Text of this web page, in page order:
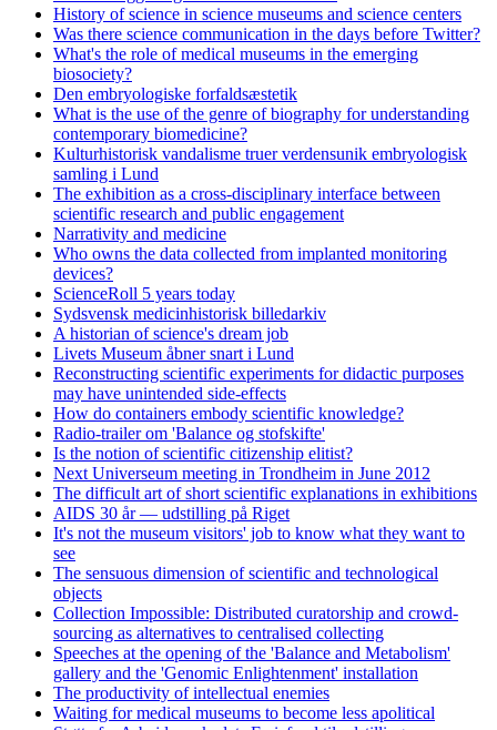
History of science in science museums and science centers
Was there science communication in the days before Twitter?
What's the role of medical museums in the emerging
biosociety?
Den embryologiske forfaldsæstetik
What is the use of the genre of biography for understanding
contemporary biomedicine?
Kulturhistorisk vandalisme truer verdensunik embryologisk
samling i Lund
The exhibition as a cross-disciplinary interface between
scientific research and public engagement
Narrativity and medicine
Who owns the data collected from implanted monitoring
devices?
ScienceRoll 5 years today
Sydsvensk medicinhistorisk billedarkiv
A historian of science's dream job
Livets Museum åbner snart i Lund
Reconstructing scientific experiments for didactic purposes
may have unintended side-effects
How do containers embody scientific knowledge?
Radio-trailer om 'Balance og stofskifte'
Is the notion of scientific citizenship elitist?
Next Universeum meeting in Trondheim in June 2012
The difficult art of short scientific explanations in exhibitions
AIDS 30 år — udstilling på Riget
It's not the museum visitors' job to know what they want to
see
The sensuous dimension of scientific and technological
objects
Collection Impossible: Distributed curatorship and crowd-
sourcing as alternatives to centralised collecting
Speeches at the opening of the 'Balance and Metabolism'
gallery and the 'Genomic Enlightenment' installation
The productivity of intellectual enemies
Waiting for medical museums to become less apolitical